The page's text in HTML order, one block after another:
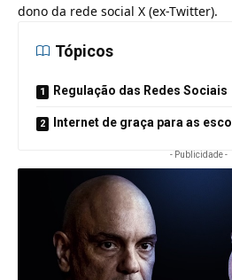
dono da rede social X (ex-Twitter).
Tópicos
Regulação das Redes Sociais
Internet de graça para as
- Publicidade -